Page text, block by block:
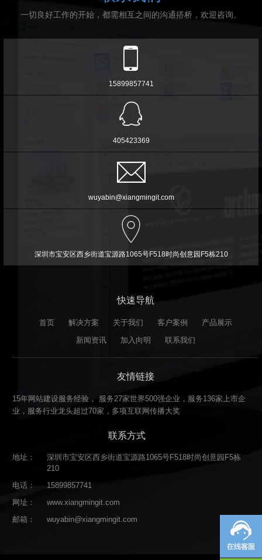
一切良好工作的开始，都需相互之间的沟通搭桥，欢迎咨询。
15899857741
405423369
wuyabin@xiangmingit.com
深圳市宝安区西乡街道宝源路1065号F518时尚创意园F5栋210
快速导航
首页 解决方案 关于我们 客户案例
产品展示
新闻资讯
加入向明 联系我们
友情链接
15年网站建设服务经验， 服务27家世界500强企业，服务136家上市企
业，服务行业龙头超过70家，多项互联网传播大奖
联系方式
地址：
深圳市宝安区西乡街道宝源路1065号F518时尚创意园F5栋
210
电话：
15899857741
网址：
www.xiangmingit.com
邮箱：
wuyabin@xiangmingit.com